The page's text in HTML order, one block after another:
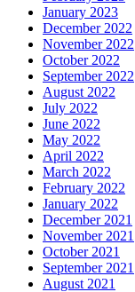
January 2023
December 2022
November 2022
October 2022
September 2022
August 2022
July 2022
June 2022
May 2022
April 2022
March 2022
February 2022
January 2022
December 2021
November 2021
October 2021
September 2021
August 2021